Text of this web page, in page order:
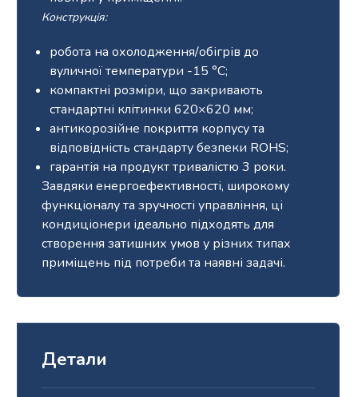
Конструкція:
робота на охолодження/обігрів до
вуличної температури -15 °C;
компактні розміри, що закривають
стандартні клітинки 620×620 мм;
антикорозійне покриття корпусу та
відповідність стандарту безпеки ROHS;
гарантія на продукт тривалістю 3 роки.
Завдяки енергоефективності, широкому
функціоналу та зручності управління, ці
кондиціонери ідеально підходять для
створення затишних умов у різних типах
приміщень під потреби та наявні задачі.
Детали